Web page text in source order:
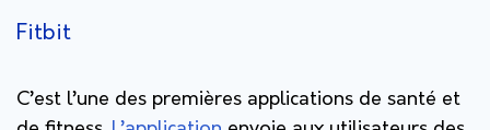
Fitbit
C’est l’une des premières applications de santé et